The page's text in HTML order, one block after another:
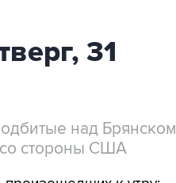
31
над Брянском
стороны США